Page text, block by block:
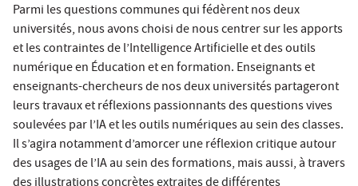
Parmi les questions communes qui fédèrent nos deux
universités, nous avons choisi de nous centrer sur les apports
et les contraintes de l’Intelligence Artificielle et des outils
numérique en Éducation et en formation. Enseignants et
enseignants-chercheurs de nos deux universités partageront
leurs travaux et réflexions passionnants des questions vives
soulevées par l’IA et les outils numériques au sein des classes.
Il s’agira notamment d’amorcer une réflexion critique autour
des usages de l’IA au sein des formations, mais aussi, à travers